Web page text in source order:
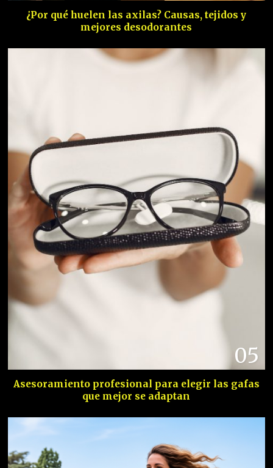
¿Por qué huelen las axilas? Causas, tejidos y
mejores desodorantes
05
Asesoramiento profesional para elegir las gafas
que mejor se adaptan